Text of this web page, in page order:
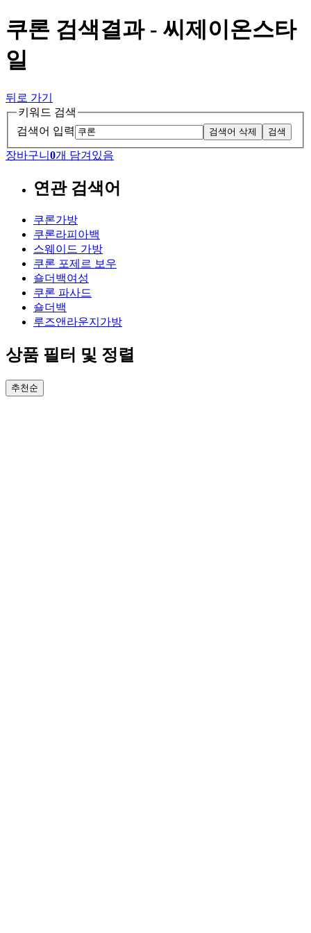
쿠론 검색결과 - 씨제이온스타
일
뒤로 가기
키워드 검색
검색어 입력
검색어 삭제 검색
장바구니 0개 담겨있음
연관 검색어
쿠론가방
쿠론라피아백
스웨이드 가방
쿠론 포제르 보우
숄더백여성
쿠론 파사드
숄더백
루즈앤라운지가방
상품 필터 및 정렬
추천순